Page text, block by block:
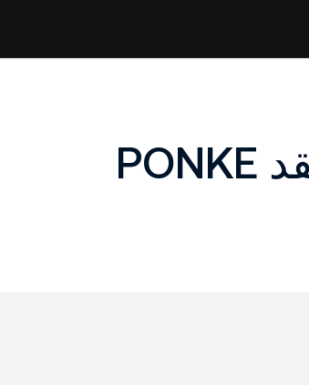
أطلقت عقود KuCoin الآجلة عقد PONKE